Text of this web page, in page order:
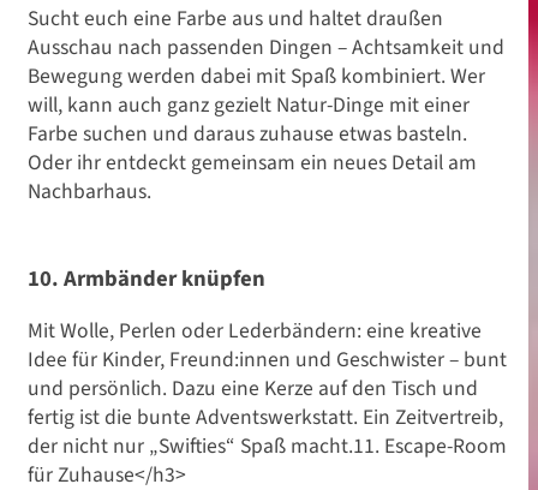
Sucht euch eine Farbe aus und haltet draußen
Ausschau nach passenden Dingen – Achtsamkeit und
Bewegung werden dabei mit Spaß kombiniert. Wer
will, kann auch ganz gezielt Natur-Dinge mit einer
Farbe suchen und daraus zuhause etwas basteln.
Oder ihr entdeckt gemeinsam ein neues Detail am
Nachbarhaus.
10. Armbänder knüpfen
Mit Wolle, Perlen oder Lederbändern: eine kreative
Idee für Kinder, Freund:innen und Geschwister – bunt
und persönlich. Dazu eine Kerze auf den Tisch und
fertig ist die bunte Adventswerkstatt. Ein Zeitvertreib,
der nicht nur „Swifties“ Spaß macht.11. Escape-Room
für Zuhause</h3>